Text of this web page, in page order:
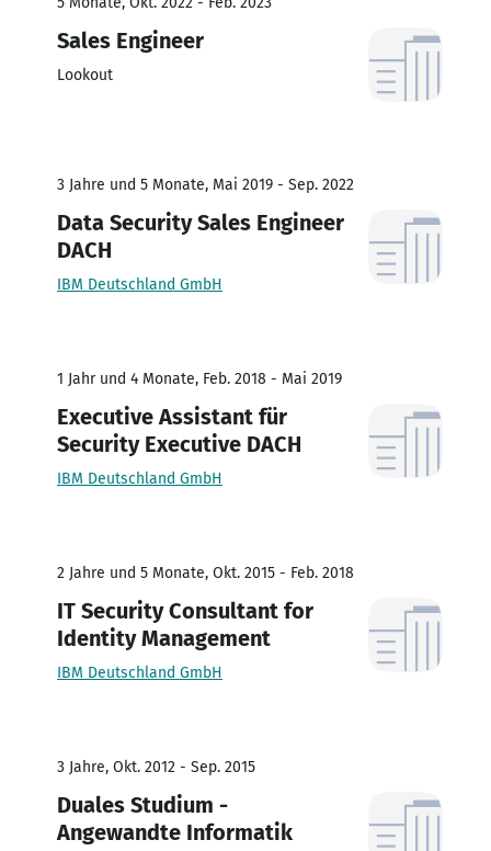
Sales Engineer
Lookout
3 Jahre und 5 Monate, Mai 2019 - Sep. 2022
Data Security Sales Engineer
DACH
IBM Deutschland GmbH
1 Jahr und 4 Monate, Feb. 2018 - Mai 2019
Executive Assistant für
Security Executive DACH
IBM Deutschland GmbH
2 Jahre und 5 Monate, Okt. 2015 - Feb. 2018
IT Security Consultant for
Identity Management
IBM Deutschland GmbH
3 Jahre, Okt. 2012 - Sep. 2015
Duales Studium -
Angewandte Informatik